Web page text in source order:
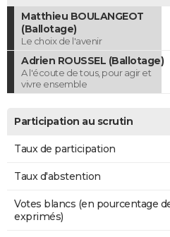
Matthieu BOULANGEOT
(Ballotage)
Le choix de l'avenir
Adrien ROUSSEL (Ballotage)
A l'écoute de tous, pour agir et
vivre ensemble
Participation au scrutin
Taux de participation
Taux d'abstention
Votes blancs (en pourcentage
exprimés)